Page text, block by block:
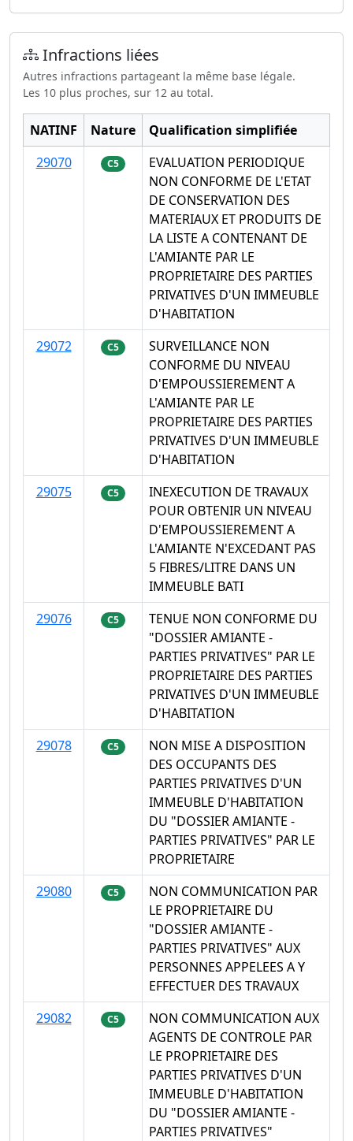
Infractions liées
Autres infractions partageant la même base légale.
Les 10 plus proches, sur 12 au total.
NATINF Nature
Qualification simplifiée
29070
C5
EVALUATION PERIODIQUE
NON CONFORME DE L'ETAT
DE CONSERVATION DES
MATERIAUX ET PRODUITS DE
LA LISTE A CONTENANT DE
L'AMIANTE PAR LE
PROPRIETAIRE DES PARTIES
PRIVATIVES D'UN IMMEUBLE
D'HABITATION
29072
C5
SURVEILLANCE NON
CONFORME DU NIVEAU
D'EMPOUSSIEREMENT A
L'AMIANTE PAR LE
PROPRIETAIRE DES PARTIES
PRIVATIVES D'UN IMMEUBLE
D'HABITATION
29075
C5
INEXECUTION DE TRAVAUX
POUR OBTENIR UN NIVEAU
D'EMPOUSSIEREMENT A
L'AMIANTE N'EXCEDANT PAS
5 FIBRES/LITRE DANS UN
IMMEUBLE BATI
29076
C5
TENUE NON CONFORME DU
"DOSSIER AMIANTE -
PARTIES PRIVATIVES" PAR LE
PROPRIETAIRE DES PARTIES
PRIVATIVES D'UN IMMEUBLE
D'HABITATION
29078
C5
NON MISE A DISPOSITION
DES OCCUPANTS DES
PARTIES PRIVATIVES D'UN
IMMEUBLE D'HABITATION
DU "DOSSIER AMIANTE -
PARTIES PRIVATIVES" PAR LE
PROPRIETAIRE
29080
C5
NON COMMUNICATION PAR
LE PROPRIETAIRE DU
"DOSSIER AMIANTE -
PARTIES PRIVATIVES" AUX
PERSONNES APPELEES A Y
EFFECTUER DES TRAVAUX
29082
C5
NON COMMUNICATION AUX
AGENTS DE CONTROLE PAR
LE PROPRIETAIRE DES
PARTIES PRIVATIVES D'UN
IMMEUBLE D'HABITATION
DU "DOSSIER AMIANTE -
PARTIES PRIVATIVES"